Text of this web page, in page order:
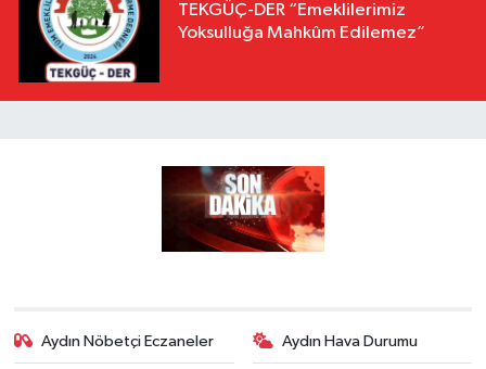
TEKGÜÇ-DER “Emeklilerimiz
Yoksulluğa Mahkûm Edilemez”
Aydın Nöbetçi Eczaneler Aydın Hava Durumu